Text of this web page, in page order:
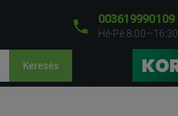
003619990109
Hé-Pé 8:00—16:30
Keresés